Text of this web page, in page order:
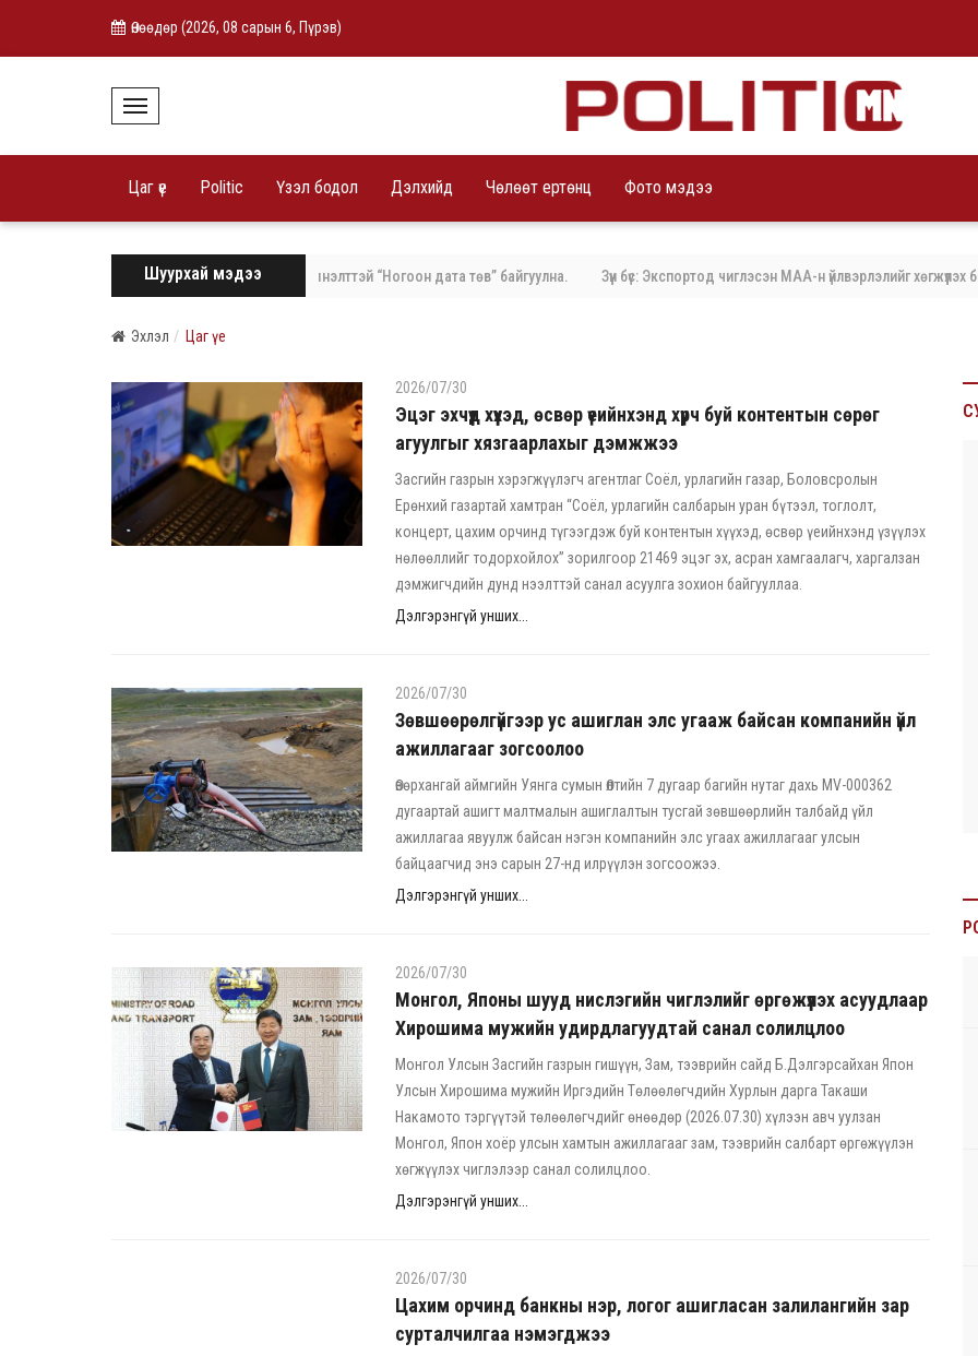
Өнөөдөр (2026, 08 сарын 6, Пүрэв)
T
o
g
e
a
a
i
Цаг үе Politic Үзэл бодол Дэлхийд Чөлөөт ертөнц Фото мэдээ
Шуурхай мэдээ
оюунд суурилсан, эрчим хүчний хэмнэлттэй “Ногоон дата төв” байгуулна. Зүүн бүс: Экспортод чиглэсэн МАА-н үйлвэрлэлийг хөгжүүлэх
Эхлэл Цаг үе
2026/07/30
Эцэг эхчүүд хүүхэд, өсвөр үеийнхэнд хүрч буй контентын сөрөг
агуулгыг хязгаарлахыг дэмжжээ
Засгийн газрын хэрэгжүүлэгч агентлаг Соёл, урлагийн газар, Боловсролын
Ерөнхий газартай хамтран “Соёл, урлагийн салбарын уран бүтээл, тоглолт,
концерт, цахим орчинд түгээгдэж буй контентын хүүхэд, өсвөр үеийнхэнд үзүүлэх
нөлөөллийг тодорхойлох” зорилгоор 21469 эцэг эх, асран хамгаалагч, харгалзан
дэмжигчдийн дунд нээлттэй санал асуулга зохион байгууллаа.
Дэлгэрэнгүй унших...
2026/07/30
Зөвшөөрөлгүйгээр ус ашиглан элс угааж байсан компанийн үйл
ажиллагааг зогсоолоо
Өвөрхангай аймгийн Уянга сумын Өлтийн 7 дугаар багийн нутаг дахь MV-000362
дугаартай ашигт малтмалын ашиглалтын тусгай зөвшөөрлийн талбайд үйл
ажиллагаа явуулж байсан нэгэн компанийн элс угаах ажиллагааг улсын
байцаагчид энэ сарын 27-нд илрүүлэн зогсоожээ.
Дэлгэрэнгүй унших...
2026/07/30
Монгол, Японы шууд нислэгийн чиглэлийг өргөжүүлэх асуудлаар
Хирошима мужийн удирдлагуудтай санал солилцлоо
Монгол Улсын Засгийн газрын гишүүн, Зам, тээврийн сайд Б.Дэлгэрсайхан Япон
Улсын Хирошима мужийн Иргэдийн Төлөөлөгчдийн Хурлын дарга Такаши
Накамото тэргүүтэй төлөөлөгчдийг өнөөдөр (2026.07.30) хүлээн авч уулзан
Монгол, Япон хоёр улсын хамтын ажиллагааг зам, тээврийн салбарт өргөжүүлэн
хөгжүүлэх чиглэлээр санал солилцлоо.
Дэлгэрэнгүй унших...
2026/07/30
Цахим орчинд банкны нэр, логог ашигласан залилангийн зар
сурталчилгаа нэмэгджээ